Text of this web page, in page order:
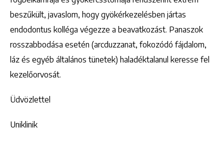
beszűkült, javaslom, hogy gyökérkezelésben jártas
endodontus kolléga végezze a beavatkozást. Panaszok
rosszabbodása esetén (arcduzzanat, fokozódó fájdalom,
láz és egyéb általános tünetek) haladéktalanul keresse fel
kezelőorvosát.
Üdvözlettel
Uniklinik